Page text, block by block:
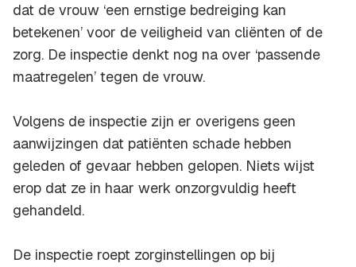
dat de vrouw ‘een ernstige bedreiging kan
betekenen’ voor de veiligheid van cliënten of de
zorg. De inspectie denkt nog na over ‘passende
maatregelen’ tegen de vrouw.
Volgens de inspectie zijn er overigens geen
aanwijzingen dat patiënten schade hebben
geleden of gevaar hebben gelopen. Niets wijst
erop dat ze in haar werk onzorgvuldig heeft
gehandeld.
De inspectie roept zorginstellingen op bij